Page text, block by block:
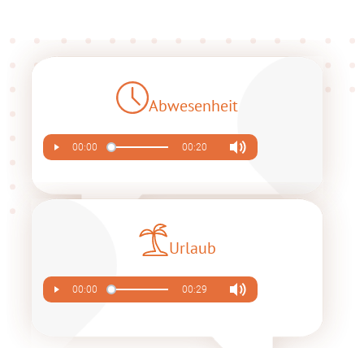
Abwesenheit
00:00 00:20
Urlaub
00:00 00:29